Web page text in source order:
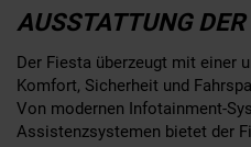
AUSSTATTUNG
Der Fiesta überzeugt mit einer
Komfort, Sicherheit und
Von modernen Infotainment-
Assistenzsystemen bietet der